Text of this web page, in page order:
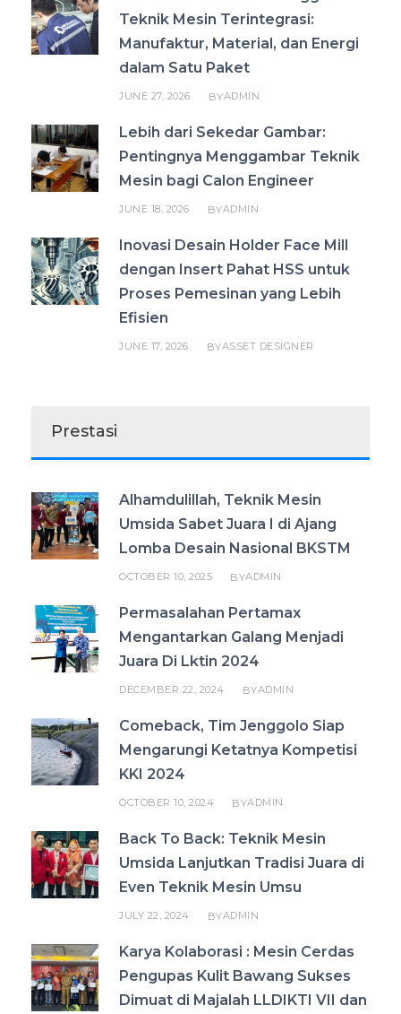
Teknik Mesin Terintegrasi:
Manufaktur, Material, dan Energi
dalam Satu Paket
JUNE 27, 2026 BYADMIN
Lebih dari Sekedar Gambar:
Pentingnya Menggambar Teknik
Mesin bagi Calon Engineer
JUNE 18, 2026 BYADMIN
Inovasi Desain Holder Face Mill
dengan Insert Pahat HSS untuk
Proses Pemesinan yang Lebih
Efisien
JUNE 17, 2026 BYASSET DESIGNER
Prestasi
Alhamdulillah, Teknik Mesin
Umsida Sabet Juara I di Ajang
Lomba Desain Nasional BKSTM
OCTOBER 10, 2025 BYADMIN
Permasalahan Pertamax
Mengantarkan Galang Menjadi
Juara Di Lktin 2024
DECEMBER 22, 2024 BYADMIN
Comeback, Tim Jenggolo Siap
Mengarungi Ketatnya Kompetisi
KKI 2024
OCTOBER 10, 2024 BYADMIN
Back To Back: Teknik Mesin
Umsida Lanjutkan Tradisi Juara di
Even Teknik Mesin Umsu
JULY 22, 2024 BYADMIN
Karya Kolaborasi : Mesin Cerdas
Pengupas Kulit Bawang Sukses
Dimuat di Majalah LLDIKTI VII dan